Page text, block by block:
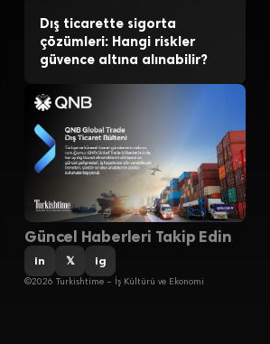
Dış ticarette sigorta
çözümleri: Hangi riskler
güvence altına alınabilir?
Güncel Haberleri Takip Edin
in 𝕏 ig
©2026 Turkishtime – İş Kültürü ve Ekonomi